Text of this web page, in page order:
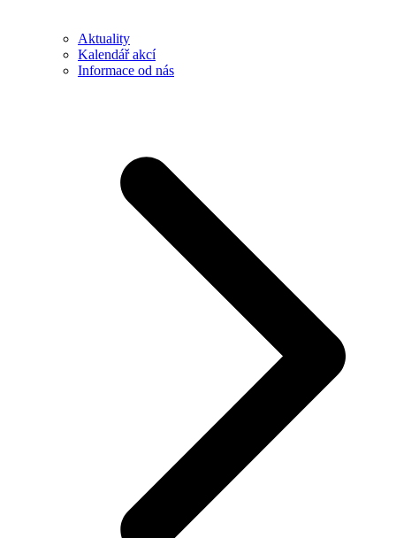
Aktuality
Kalendář akcí
Informace od nás